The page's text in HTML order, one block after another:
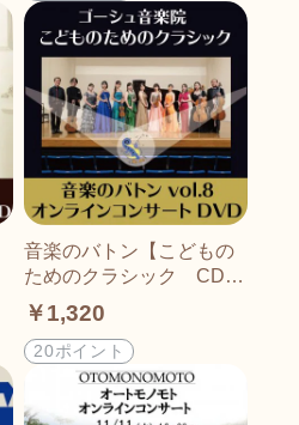
音楽のバトン【こどもの
ためのクラシック CDそ
のまんまコンサート】
DVD/ブルーレイ
￥1,320
20ポイント